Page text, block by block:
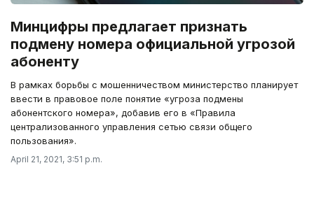
Минцифры предлагает признать
подмену номера официальной угрозой
абоненту
В рамках борьбы с мошенничеством министерство планирует
ввести в правовое поле понятие «угроза подмены
абонентского номера», добавив его в «Правила
централизованного управления сетью связи общего
пользования».
April 21, 2021, 3:51 p.m.